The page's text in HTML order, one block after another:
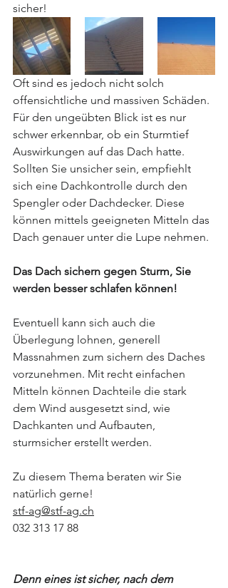
sicher!
Oft sind es jedoch nicht solch
offensichtliche und massiven Schäden.
Für den ungeübten Blick ist es nur
schwer erkennbar, ob ein Sturmtief
Auswirkungen auf das Dach hatte.
Sollten Sie unsicher sein, empfiehlt
sich eine Dachkontrolle durch den
Spengler oder Dachdecker. Diese
können mittels geeigneten Mitteln das
Dach genauer unter die Lupe nehmen.
Das Dach sichern gegen Sturm, Sie
werden besser schlafen können!
Eventuell kann sich auch die
Überlegung lohnen, generell
Massnahmen zum sichern des Daches
vorzunehmen. Mit recht einfachen
Mitteln können Dachteile die stark
dem Wind ausgesetzt sind, wie
Dachkanten und Aufbauten,
sturmsicher erstellt werden.
Zu diesem Thema beraten wir Sie
natürlich gerne!
stf-ag@stf-ag.ch
032 313 17 88
Denn eines ist sicher, nach dem